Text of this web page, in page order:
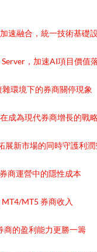
速融合，統一技術基礎
，加速AI項目價值
環境下的券商關停現象
成為現代券商增長的戰
展新市場的同時守護利潤
商運營中的隱性成本
MT5 券商收入
的盈利能力更勝一籌